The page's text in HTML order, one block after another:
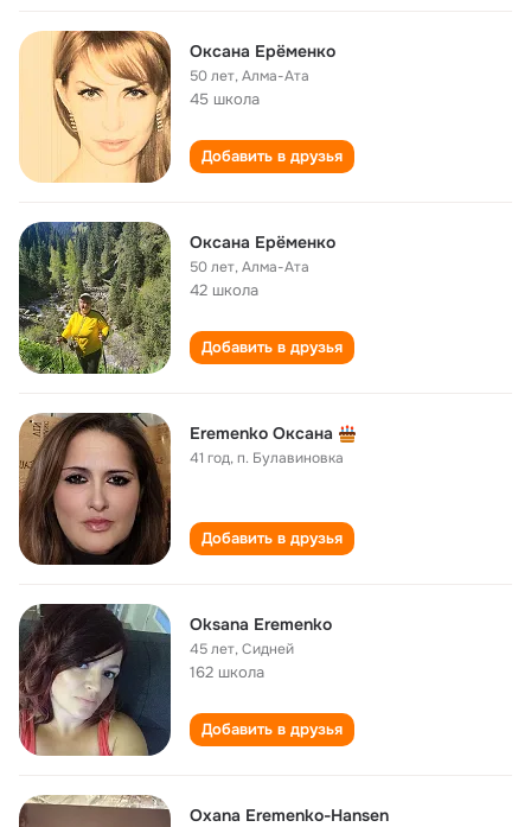
Оксана Ерёменко
50 лет,Алма-Ата
45 школа
Добавить в друзья
Оксана Ерёменко
50 лет,Алма-Ата
42 школа
Добавить в друзья
Eremenko Оксана
41 год,п. Булавиновка
Добавить в друзья
Oksana Eremenko
45 лет,Сидней
162 школа
Добавить в друзья
Oxana Eremenko-Hansen